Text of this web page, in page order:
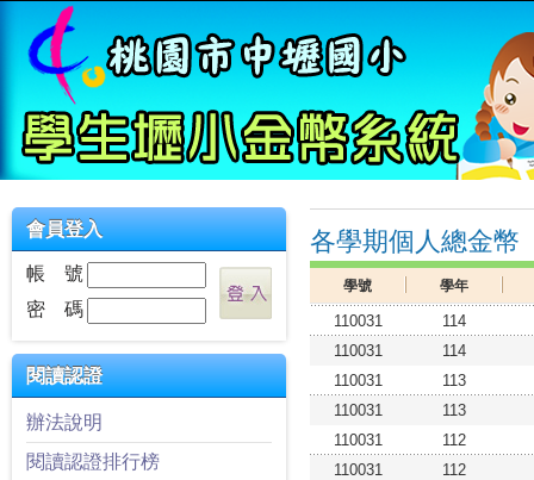
會員登入
帳 號
密 碼
閱讀認證
辦法說明
閱讀認證排行榜
各學期個人總金幣
學號 學年
110031
114
110031
114
110031
113
110031
113
110031
112
110031
112